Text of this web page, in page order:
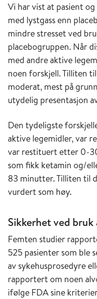
Vi har vist at pasient
med lystgass enn
mindre stresset ved
placebogruppen. Når
med andre aktive
noen forskjell. Tilliten
moderat, mest på
utydelig presentasjon
Den tydeligste
aktive legemidler, var
var restituert etter 0-
som fikk ketamin og/
83 minutter. Tilliten til
vurdert som høy.
Sikkerhet ved bruk
Femten studier
525 pasienter som ble
av sykehusprosedyre
rapportert om noen
ifølge FDA sine